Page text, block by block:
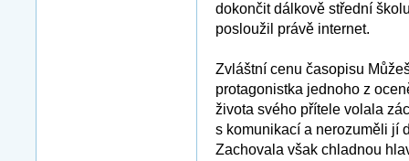
dokončit dálkově střední
posloužil právě internet.
Zvláštní cenu časopisu
protagonistka jednoho z
života svého přítele volala
s komunikací a nerozuměli jí
Zachovala však chladnou